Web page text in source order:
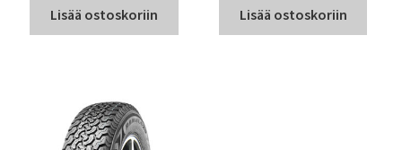
Lisää ostoskoriin Lisää ostoskoriin